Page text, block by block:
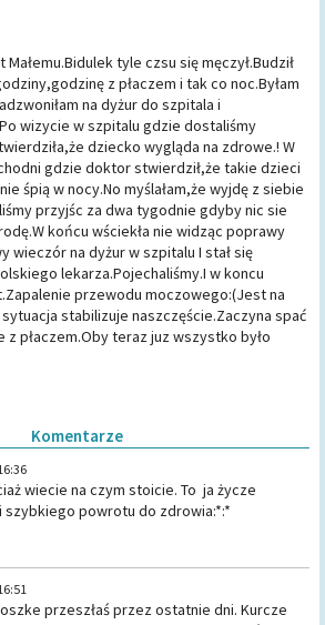
tyle czsu się męczył.Budził
z płaczem i tak co noc.Byłam
na dyżur do szpitala i
wizycie w szpitalu gdzie dostaliśmy
dziecko wygląda na zdrowe.! W
gdzie doktor stwierdził,że takie dzieci
śpią w nocy.No myślałam,że wyjdę z siebie
przyjśc za dwa tygodnie gdyby nic sie
końcu wściekła nie widząc poprawy
wieczór na dyżur w szpitalu I stał się
lekarza.Pojechaliśmy.I w koncu
przewodu moczowego:(Jest na
stabilizuje naszczęście.Zaczyna spać
z płaczem.Oby teraz juz wszystko było
Komentarze
wiecie na czym stoicie. To ja życze
szybkiego powrotu do zdrowia:*:*
przeszłaś przez ostatnie dni. Kurcze